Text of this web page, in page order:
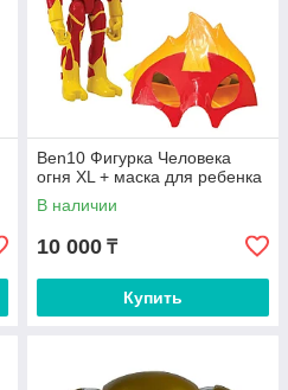
Ben10 Фигурка Человека
огня XL + маска для ребенка
В наличии
10 000 ₸
Купить